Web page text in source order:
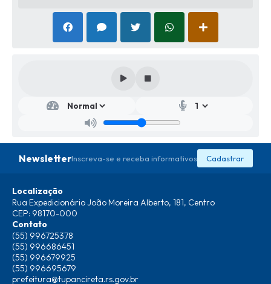
NewsletterInscreva-se e receba informativos Cadastrar
Localização
Rua Expedicionário João Moreira Alberto, 181, Centro
CEP: 98170-000
Contato
(55) 996725378
(55) 996686451
(55) 996679925
(55) 996695679
prefeitura@tupancireta.rs.gov.br